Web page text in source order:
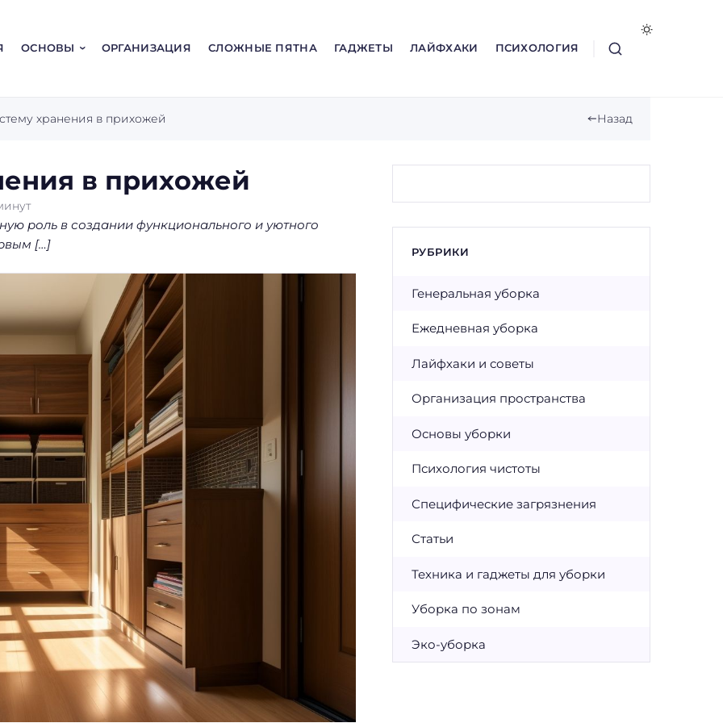
ОСНОВЫ ОРГАНИЗАЦИЯ СЛОЖНЫЕ ПЯТНА ГАДЖЕТЫ ЛАЙФХАКИ ПСИХОЛОГИЯ
хранения в прихожей Назад
в прихожей
роль в создании функционального и уютного
[…]
РУБРИКИ
Генеральная уборка
Ежедневная уборка
Лайфхаки и советы
Организация пространства
Основы уборки
Психология чистоты
Специфические загрязнения
Статьи
Техника и гаджеты для уборки
Уборка по зонам
Эко-уборка